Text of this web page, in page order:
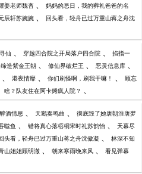
姜老师魏杳 、 妈妈的忌日，我的葬礼爸爸的名
辰轩苏婉婉 、 回头看，轻舟已过万重山蒋之舟沈
仙 、 穿越四合院之开局落户四合院 、 掐指一
造紫金王朝 、 修仙界破烂王 、 恶灵信息库 、
、 港夜情靡 、 你们刷怪啊，刷我干嘛！ 、 顾忘
啥？队友住在阿卡姆疯人院？ 、
醉酒情思 、 天鹅奏鸣曲 、 彻底毁了她唐朝淮唐梦
噬鱼 、 错将真心落梧桐宋时礼苏韵怡 、 天幕尽
头看，轻舟已过万重山蒋之舟沈傲凝 、 林深不知
山姐姐顾明澈 、 朝来寒雨晚来风 、 看见弹幕